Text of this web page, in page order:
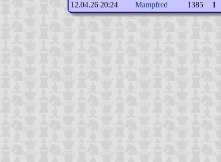
12.04.26 20:24
Mampfred 1385 1